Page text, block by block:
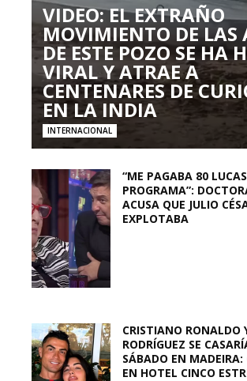
VIDEO: EL EXTRAÑO
MOVIMIENTO DE LAS
DE ESTE POZO SE HA
VIRAL Y ATRAE A
CENTENARES DE
EN LA INDIA
INTERNACIONAL
“ME PAGABA 80
PROGRAMA”:
ACUSA QUE JULIO
EXPLOTABA
CRISTIANO RONALDO
RODRÍGUEZ SE
SÁBADO EN MADEIRA:
EN HOTEL CINCO